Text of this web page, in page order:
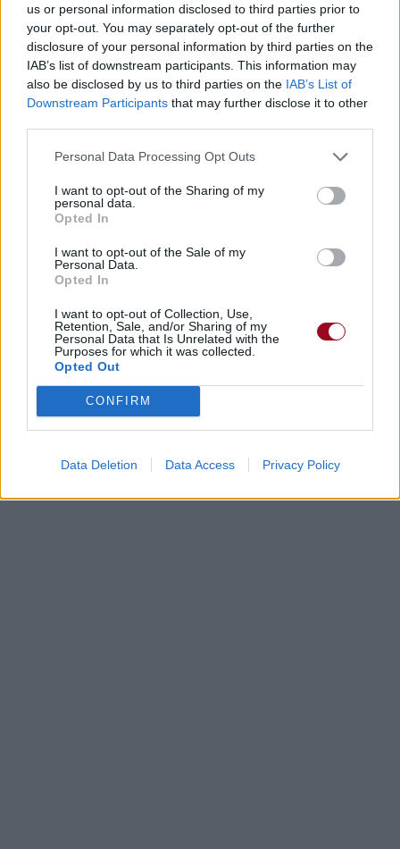
us or personal information disclosed to third parties prior to
your opt-out. You may separately opt-out of the further
disclosure of your personal information by third parties on the
IAB’s list of downstream participants. This information may
also be disclosed by us to third parties on the IAB’s List of
Downstream Participants that may further disclose it to other
Personal Data Processing Opt Outs
I want to opt-out of the Sharing of my
personal data.
Opted In
I want to opt-out of the Sale of my
Personal Data.
Opted In
I want to opt-out of Collection, Use,
Retention, Sale, and/or Sharing of my
Personal Data that Is Unrelated with the
Purposes for which it was collected.
Opted Out
CONFIRM
Data Deletion Data Access Privacy Policy